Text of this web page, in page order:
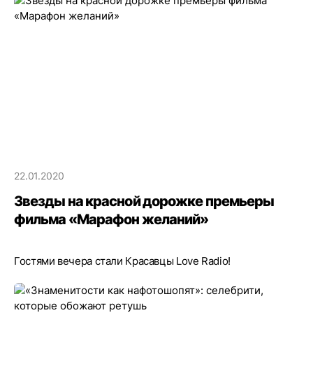
22.01.2020
Звезды на красной дорожке премьеры
фильма «Марафон желаний»
Гостями вечера стали Красавцы Love Radio!